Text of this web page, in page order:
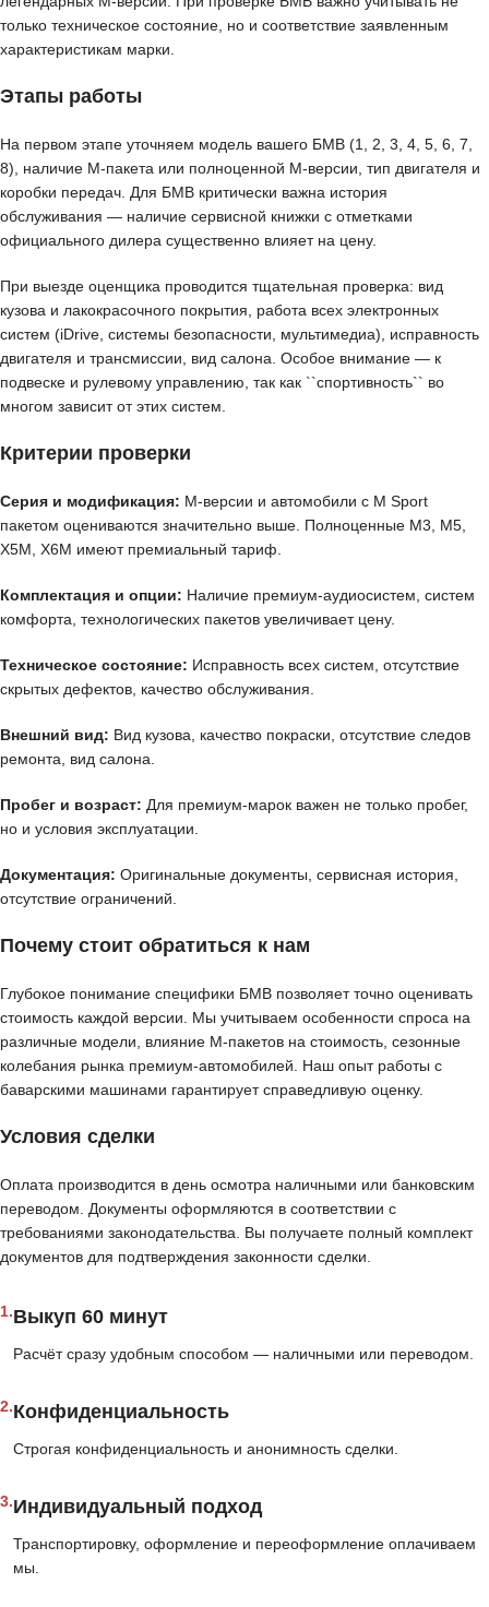
только техническое состояние, но и соответствие заявленным
характеристикам марки.
Этапы работы
На первом этапе уточняем модель вашего БМВ (1, 2, 3, 4, 5, 6, 7,
8), наличие M-пакета или полноценной M-версии, тип двигателя и
коробки передач. Для БМВ критически важна история
обслуживания — наличие сервисной книжки с отметками
официального дилера существенно влияет на цену.
При выезде оценщика проводится тщательная проверка: вид
кузова и лакокрасочного покрытия, работа всех электронных
систем (iDrive, системы безопасности, мультимедиа), исправность
двигателя и трансмиссии, вид салона. Особое внимание — к
подвеске и рулевому управлению, так как ``спортивность`` во
многом зависит от этих систем.
Критерии проверки
Серия и модификация: M-версии и автомобили с M Sport
пакетом оцениваются значительно выше. Полноценные M3, M5,
X5M, X6M имеют премиальный тариф.
Комплектация и опции: Наличие премиум-аудиосистем, систем
комфорта, технологических пакетов увеличивает цену.
Техническое состояние: Исправность всех систем, отсутствие
скрытых дефектов, качество обслуживания.
Внешний вид: Вид кузова, качество покраски, отсутствие следов
ремонта, вид салона.
Пробег и возраст: Для премиум-марок важен не только пробег,
но и условия эксплуатации.
Документация: Оригинальные документы, сервисная история,
отсутствие ограничений.
Почему стоит обратиться к нам
Глубокое понимание специфики БМВ позволяет точно оценивать
стоимость каждой версии. Мы учитываем особенности спроса на
различные модели, влияние M-пакетов на стоимость, сезонные
колебания рынка премиум-автомобилей. Наш опыт работы с
баварскими машинами гарантирует справедливую оценку.
Условия сделки
Оплата производится в день осмотра наличными или банковским
переводом. Документы оформляются в соответствии с
требованиями законодательства. Вы получаете полный комплект
документов для подтверждения законности сделки.
1.Выкуп 60 минут
Расчёт сразу удобным способом — наличными или переводом.
2.Конфиденциальность
Строгая конфиденциальность и анонимность сделки.
3.Индивидуальный подход
Транспортировку, оформление и переоформление оплачиваем
мы.